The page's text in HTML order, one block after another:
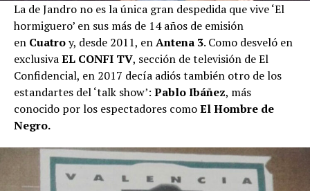
La de Jandro no es la única gran despedida que vive ‘El
hormiguero’ en sus más de 14 años de emisión
en Cuatroy, desde 2011, enAntena 3. Como desveló en
exclusivaEL CONFI TV, sección de televisión de El
Confidencial, en 2017 decía adiós también otro de los
estandartes del ‘talk show’: Pablo Ibáñez, más
conocido por los espectadores comoEl Hombre de
Negro.